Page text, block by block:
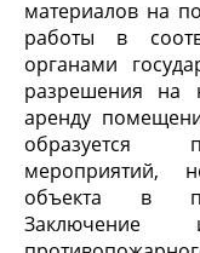
материалов на
работы в
органами
разрешения на
аренду
образуется
мероприятий,
объекта в
Заключение